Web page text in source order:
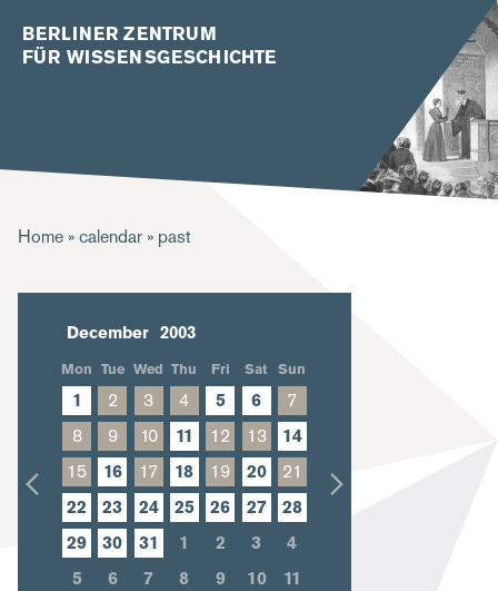
BERLINER ZENTRUM
FÜR WISSENSGESCHICHTE
B
u
Home calendar past
December
Mon Tue Wed Thu Fri Sat Sun
1 2 3 4 5 6
7
8
9 10 11 12 13
14
15
16 17 18 19 20
21
22
23 24 25 26 27
28
29
30 31 1 2 3
4
5
6 7 8 9 10 11